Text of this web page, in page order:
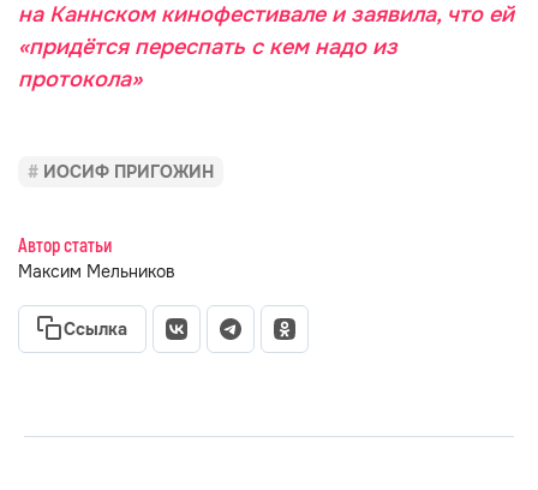
на Каннском кинофестивале и заявила, что ей
«придётся переспать с кем надо из
протокола»
ИОСИФ ПРИГОЖИН
Автор статьи
Максим Мельников
Ссылка